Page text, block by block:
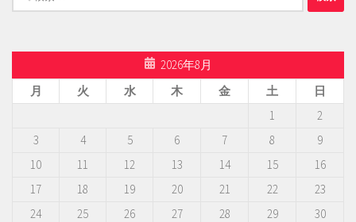
索:
2026年8月
月
火 水 木 金 土
日
1
2
3
4 5 6 7 8
9
10
11 12 13 14 15
16
17
18 19 20 21 22
23
24
25 26 27 28 29
30